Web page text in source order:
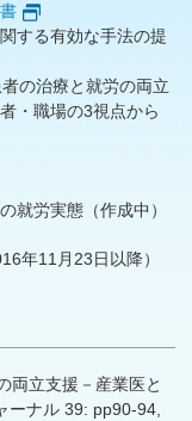
する有効な手法の提
の治療と就労の両立
・職場の3視点から
就労実態（作成中）
年11月23日以降）
両立支援－産業医と
ーナル 39: pp90-94,